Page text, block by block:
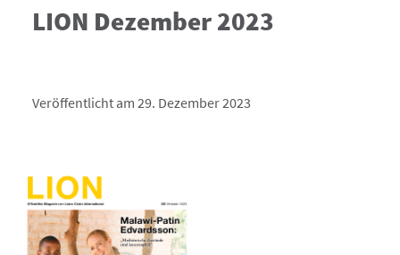
LION Dezember 2023
Veröffentlicht am 29. Dezember 2023